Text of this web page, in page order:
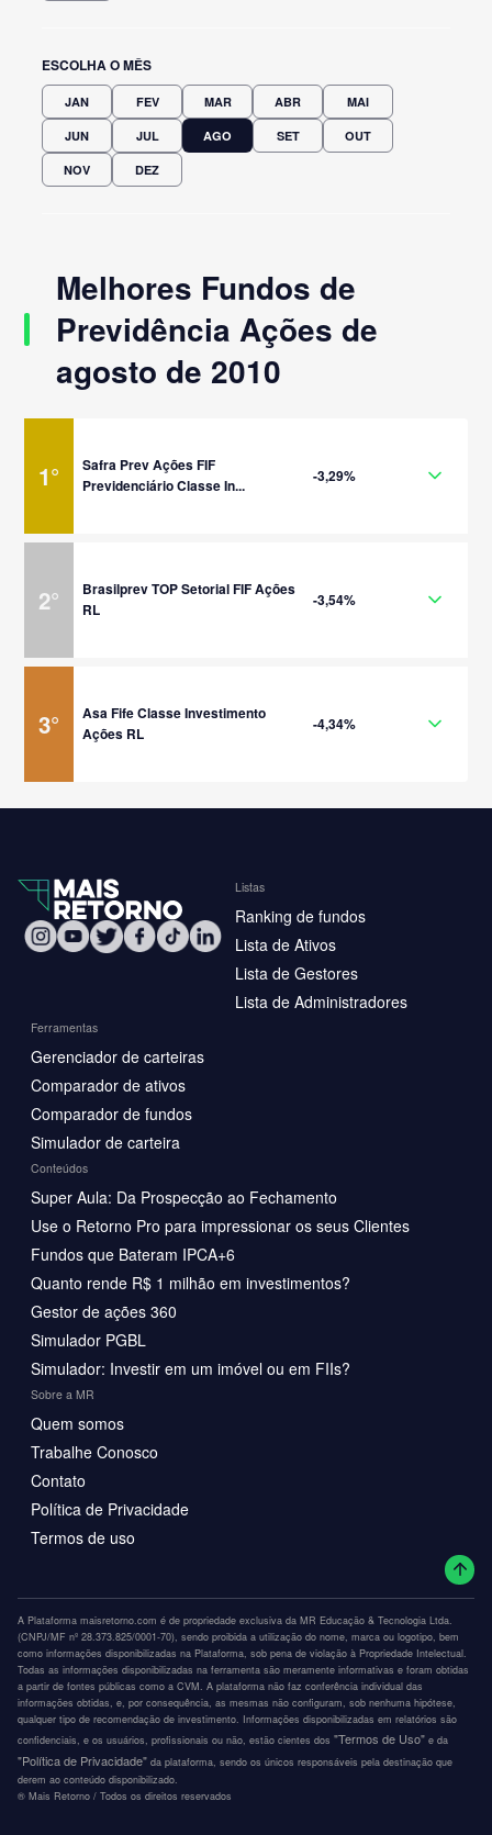
ESCOLHA O MÊS
JAN FEV MAR ABR MAI
JUN JUL AGO SET OUT
NOV DEZ
Melhores Fundos de
Previdência Ações de
agosto de 2010
1°
Safra Prev Ações FIF
Previdenciário Classe In...
-3,29%
2°
Brasilprev TOP Setorial FIF Ações
RL
-3,54%
3°
Asa Fife Classe Investimento
Ações RL
-4,34%
Listas
Ranking de fundos
Lista de Ativos
Lista de Gestores
Lista de Administradores
Ferramentas
Gerenciador de carteiras
Comparador de ativos
Comparador de fundos
Simulador de carteira
Conteúdos
Super Aula: Da Prospecção ao Fechamento
Use o Retorno Pro para impressionar os seus Clientes
Fundos que Bateram IPCA+6
Quanto rende R$ 1 milhão em investimentos?
Gestor de ações 360
Simulador PGBL
Simulador: Investir em um imóvel ou em FIIs?
Sobre a MR
Quem somos
Trabalhe Conosco
Contato
Política de Privacidade
Termos de uso
A Plataforma maisretorno.com é de propriedade exclusiva da MR Educação & Tecnologia Ltda.
(CNPJ/MF nº 28.373.825/0001-70), sendo proibida a utilização do nome, marca ou logotipo, bem
como informações disponibilizadas na Plataforma, sob pena de violação à Propriedade Intelectual.
Todas as informações disponibilizadas na ferramenta são meramente informativas e foram obtidas
a partir de fontes públicas como a CVM. A plataforma não faz conferência individual das
informações obtidas, e, por consequência, as mesmas não configuram, sob nenhuma hipótese,
qualquer tipo de recomendação de investimento. Informações disponibilizadas em relatórios são
confidenciais, e os usuários, profissionais ou não, estão cientes dos "Termos de Uso" e da
"Política de Privacidade" da plataforma, sendo os únicos responsáveis pela destinação que
derem ao conteúdo disponibilizado.
®️ Mais Retorno / Todos os direitos reservados